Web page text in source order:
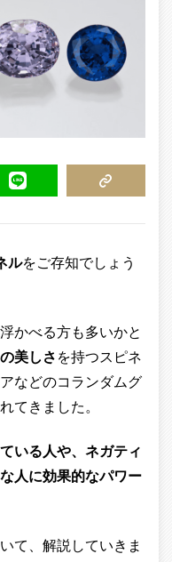
ルをご存知でしょう
かべる方も多いかと
美しさ を持つスピネ
などのコランダムグ
てきました。
いる人や、ネガティ
人に効果的なパワー
て、解説していきま